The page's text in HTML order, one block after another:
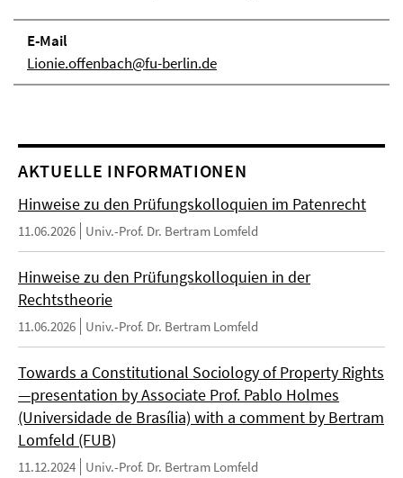
E-Mail
Lionie.offenbach@fu-berlin.de
AKTUELLE INFORMATIONEN
Hinweise zu den Prüfungskolloquien im Patenrecht
11.06.2026 Univ.-Prof. Dr. Bertram Lomfeld
Hinweise zu den Prüfungskolloquien in der
Rechtstheorie
11.06.2026 Univ.-Prof. Dr. Bertram Lomfeld
Towards a Constitutional Sociology of Property Rights
—presentation by Associate Prof. Pablo Holmes
(Universidade de Brasília) with a comment by Bertram
Lomfeld (FUB)
11.12.2024 Univ.-Prof. Dr. Bertram Lomfeld